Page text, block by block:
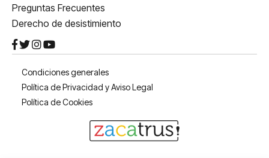
Preguntas Frecuentes
Derecho de desistimiento
Condiciones generales
Política de Privacidad y Aviso Legal
Política de Cookies